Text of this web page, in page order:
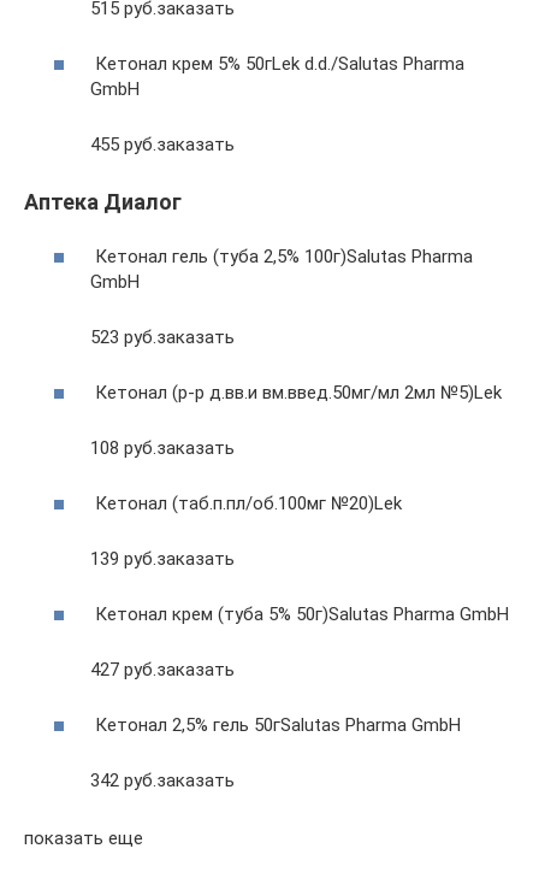
515 руб.заказать
Кетонал крем 5% 50гLek d.d./Salutas Pharma
GmbH
455 руб.заказать
Аптека Диалог
Кетонал гель (туба 2,5% 100г)Salutas Pharma
GmbH
523 руб.заказать
Кетонал (р-р д.вв.и вм.введ.50мг/мл 2мл №5)Lek
108 руб.заказать
Кетонал (таб.п.пл/об.100мг №20)Lek
139 руб.заказать
Кетонал крем (туба 5% 50г)Salutas Pharma GmbH
427 руб.заказать
Кетонал 2,5% гель 50гSalutas Pharma GmbH
342 руб.заказать
показать еще